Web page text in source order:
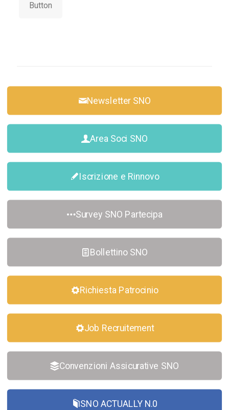
Button
Newsletter SNO
Area Soci SNO
Iscrizione e Rinnovo
Survey SNO Partecipa
Bollettino SNO
Richiesta Patrocinio
Job Recruitement
Convenzioni Assicurative SNO
SNO ACTUALLY N.0